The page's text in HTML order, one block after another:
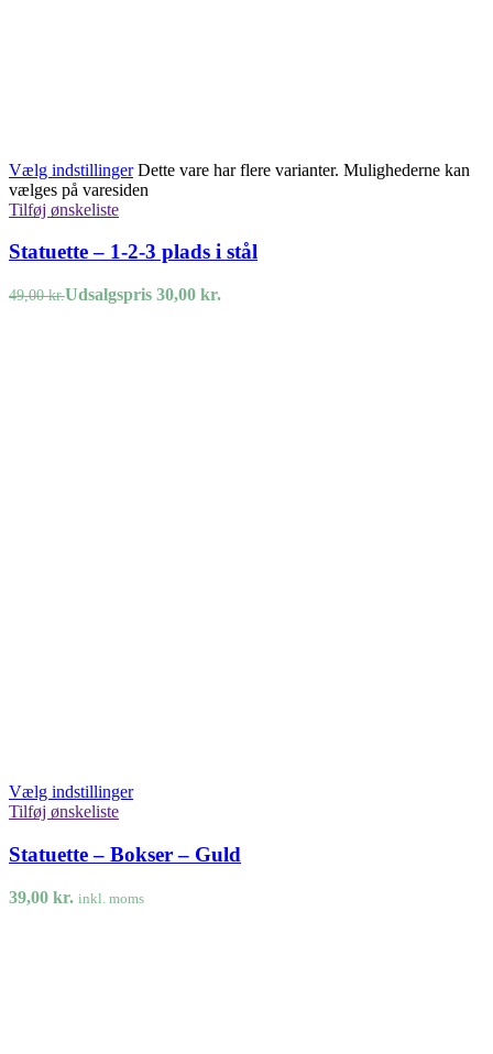
Vælg indstillinger Dette vare har flere varianter. Mulighederne kan
vælges på varesiden
Tilføj ønskeliste
Statuette – 1-2-3 plads i stål
49,00kr.Udsalgspris 30,00 kr.
Vælg indstillinger
Tilføj ønskeliste
Statuette – Bokser – Guld
39,00 kr. inkl. moms